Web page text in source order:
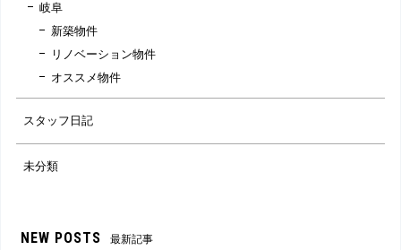
岐阜
新築物件
リノベーション物件
オススメ物件
スタッフ日記
未分類
NEW POSTS 最新記事